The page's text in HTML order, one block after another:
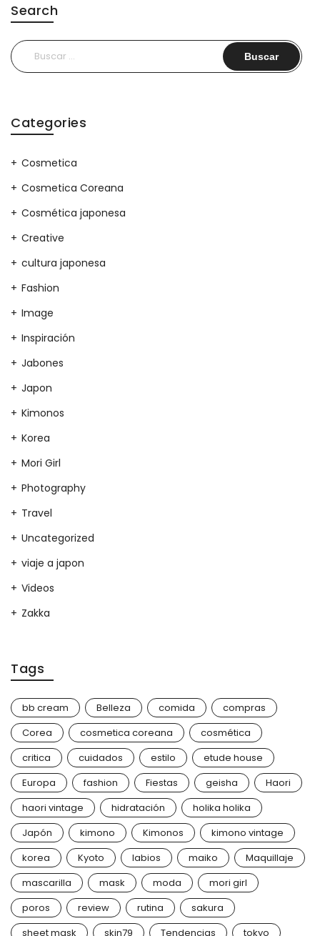
Search
Buscar:
Categories
Cosmetica
Cosmetica Coreana
Cosmética japonesa
Creative
cultura japonesa
Fashion
Image
Inspiración
Jabones
Japon
Kimonos
Korea
Mori Girl
Photography
Travel
Uncategorized
viaje a japon
Videos
Zakka
Tags
bb cream Belleza comida
compras
Corea
cosmetica coreana
cosmética
critica
cuidados estilo
etude house
Europa
fashion Fiestas geisha
Haori
haori vintage
hidratación
holika holika
Japón
kimono Kimonos
kimono vintage
korea
Kyoto labios maiko
Maquillaje
mascarilla
mask moda
mori girl
poros
review rutina
sakura
sheet mask
skin79 Tendencias tokyo